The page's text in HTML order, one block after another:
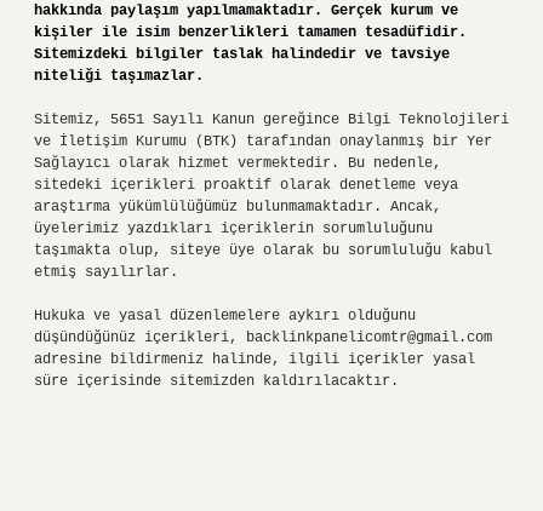
hakkında paylaşım yapılmamaktadır. Gerçek kurum ve
kişiler ile isim benzerlikleri tamamen tesadüfidir.
Sitemizdeki bilgiler taslak halindedir ve tavsiye
niteliği taşımazlar.
Sitemiz, 5651 Sayılı Kanun gereğince Bilgi Teknolojileri
ve İletişim Kurumu (BTK) tarafından onaylanmış bir Yer
Sağlayıcı olarak hizmet vermektedir. Bu nedenle,
sitedeki içerikleri proaktif olarak denetleme veya
araştırma yükümlülüğümüz bulunmamaktadır. Ancak,
üyelerimiz yazdıkları içeriklerin sorumluluğunu
taşımakta olup, siteye üye olarak bu sorumluluğu kabul
etmiş sayılırlar.
Hukuka ve yasal düzenlemelere aykırı olduğunu
düşündüğünüz içerikleri, backlinkpanelicomtr@gmail.com
adresine bildirmeniz halinde, ilgili içerikler yasal
süre içerisinde sitemizden kaldırılacaktır.